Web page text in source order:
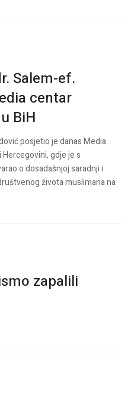
Salem-ef.
centar
BiH
posjetio je danas Media
gdje je s
o dosadašnjoj saradnji i
života muslimana na
zapalili